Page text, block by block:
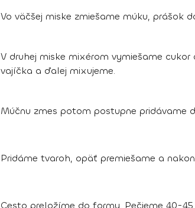
Vo väčšej miske zmiešame múku, prášok
V druhej miske mixérom vymiešame
vajíčka a ďalej mixujeme.
Múčnu zmes potom postupne pridávame
Pridáme tvaroh, opäť premiešame a